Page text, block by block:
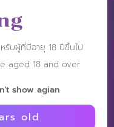
หรับผู้ที่มีอายุ 18 ปีขึ้นไป
aged 18 and over
show agian
old